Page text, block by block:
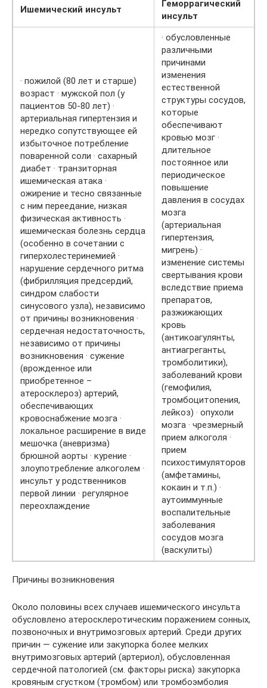
Ишемический инсульт
Геморрагический
инсульт
· пожилой (80 лет и старше)
возраст · мужской пол (у
пациентов 50-80 лет) ·
артериальная гипертензия и
нередко сопутствующее ей
избыточное потребление
поваренной соли · сахарный
диабет · транзиторная
ишемическая атака ·
ожирение и тесно связанные
с ним переедание, низкая
физическая активность ·
ишемическая болезнь сердца
(особенно в сочетании с
гиперхолестеринемией ·
нарушение сердечного ритма
(фибрилляция предсердий,
синдром слабости
синусового узла), независимо
от причины возникновения ·
сердечная недостаточность,
независимо от причины
возникновения · сужение
(врожденное или
приобретенное –
атеросклероз) артерий,
обеспечивающих
кровоснабжение мозга ·
локальное расширение в виде
мешочка (аневризма)
брюшной аорты · курение ·
злоупотребление алкоголем ·
инсульт у родственников
первой линии · регулярное
переохлаждение
· обусловленные
различными
причинами
изменения
естественной
структуры сосудов,
которые
обеспечивают
кровью мозг ·
длительное
постоянное или
периодическое
повышение
давления в сосудах
мозга
(артериальная
гипертензия,
мигрень) ·
изменение системы
свертывания крови
вследствие приема
препаратов,
разжижающих
кровь
(антикоагулянты,
антиагреганты,
тромболитики),
заболеваний крови
(гемофилия,
тромбоцитопения,
лейкоз) · опухоли
мозга · чрезмерный
прием алкоголя ·
прием
психостимуляторов
(амфетамины,
кокаин и т.п.) ·
аутоиммунные
воспалительные
заболевания
сосудов мозга
(васкулиты)
Причины возникновения
Около половины всех случаев ишемического инсульта
обусловлено атеросклеротическим поражением сонных,
позвоночных и внутримозговых артерий. Среди других
причин — сужение или закупорка более мелких
внутримозговых артерий (артериол), обусловленная
сердечной патологией (см. факторы риска) закупорка
кровяным сгустком (тромбом) или тромбоэмболия